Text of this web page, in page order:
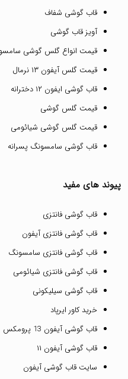
قاب گوشی شفاف
آویز قاب گوشی
قیمت انواع گلس گوشی
قیمت گلس آیفون ۱۳ نرمال
قاب گوشی ایفون ۱۲ دخترانه
قیمت گلس گوشی
قیمت گلس گوشی شیائومی
قاب گوشی سامسونگ پسرانه
پیوند های مفید
قاب گوشی فانتزی
قاب گوشی فانتزی آیفون
قاب گوشی فانتزی سامسونگ
قاب گوشی فانتزی شیائومی
قاب گوشی سیلیکونی
خرید کاور ایرپاد
قاب گوشی آیفون 13 پرومکس
قاب گوشی آیفون ۱۱
سایت قاب گوشی آیفون